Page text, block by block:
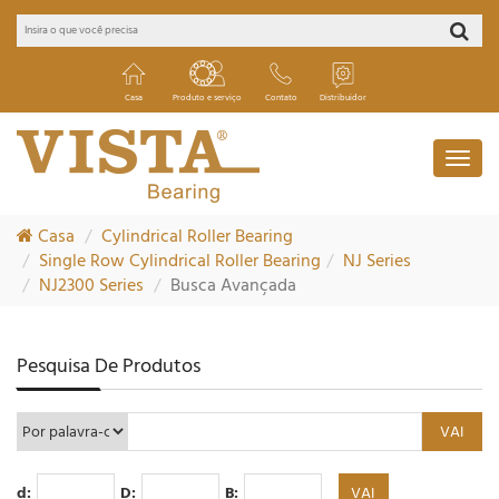
Casa Produto e serviço Contato Distribuidor
Casa
Cylindrical Roller Bearing
Single Row Cylindrical Roller Bearing
NJ Series
NJ2300 Series
Busca Avançada
Pesquisa De Produtos
d: D: B: